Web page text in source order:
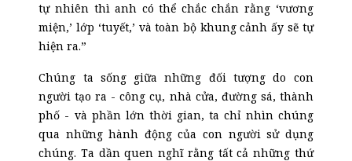
tự nhiên thì anh có thể chắc chắn rằng ‘vương
miện,’ lớp ‘tuyết,’ và toàn bộ khung cảnh ấy sẽ tự
hiện ra.”
Chúng ta sống giữa những đối tượng do con
người tạo ra - công cụ, nhà cửa, đường sá, thành
phố - và phần lớn thời gian, ta chỉ nhìn chúng
qua những hành động của con người sử dụng
chúng. Ta dần quen nghĩ rằng tất cả những thứ